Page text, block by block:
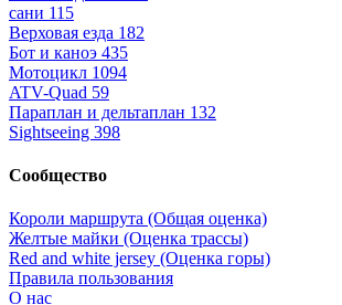
сани 115
Верховая езда 182
Бот и каноэ 435
Мотоцикл 1094
ATV-Quad 59
Параплан и дельтаплан 132
Sightseeing 398
Сообщество
Короли маршрута (Общая оценка)
Желтые майки (Оценка трассы)
Red and white jersey (Оценка горы)
Правила пользования
О нас